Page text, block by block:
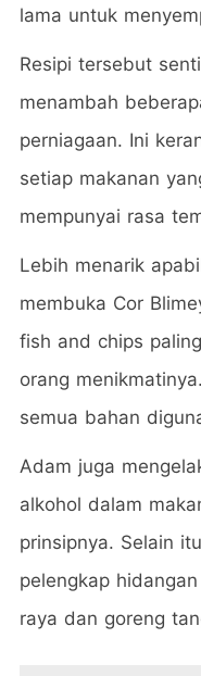
lama untuk
Resipi tersebut
menambah
perniagaan. Ini
setiap makanan
mempunyai rasa
Lebih menarik
membuka Cor
fish and chips
orang
semua bahan
Adam juga
alkohol dalam
prinsipnya. Selain
pelengkap
raya dan goreng